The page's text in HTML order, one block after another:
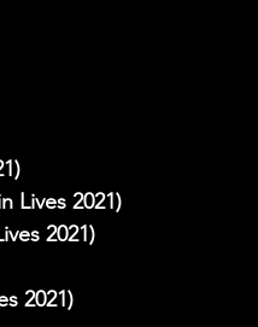
Lives 2021)
2021)
2021)